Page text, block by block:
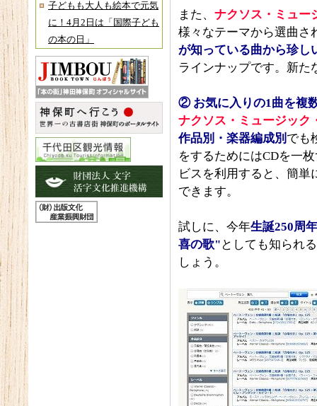
子どもも大人も絵本で元気
に！4月2日は「国際子ども
の本の日」
また、 ナクソス・ミュー
様々なテーマから選曲さ
が知っている曲から珍し
ラインナップです。新た
② お気に入りの1曲を複
ナクソス・ミュージック
作品別・楽器編成別 でも
をするためにはCDを一
ビスを利用すると、簡
できます。
試しに、今年生誕250周年
喜の歌" としても知られる
しょう。